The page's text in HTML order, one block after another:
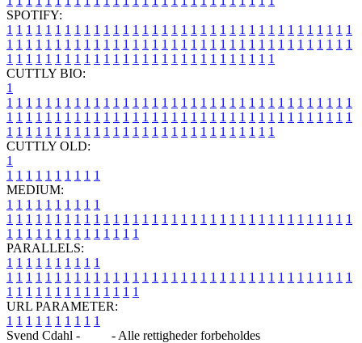
SPOTIFY:
1 1 1 1 1 1 1 1 1 1 1 1 1 1 1 1 1 1 1 1 1 1 1 1 1 1 1 1 1 1 1 1 1 1 1 1
1 1 1 1 1 1 1 1 1 1 1 1 1 1 1 1 1 1 1 1 1 1 1 1 1 1 1 1 1 1 1 1 1 1 1 1
1 1 1 1 1 1 1 1 1 1 1 1 1 1 1 1 1 1 1 1 1 1 1 1 1 1 1 1
CUTTLY BIO:
1
1 1 1 1 1 1 1 1 1 1 1 1 1 1 1 1 1 1 1 1 1 1 1 1 1 1 1 1 1 1 1 1 1 1 1 1
1 1 1 1 1 1 1 1 1 1 1 1 1 1 1 1 1 1 1 1 1 1 1 1 1 1 1 1 1 1 1 1 1 1 1 1
1 1 1 1 1 1 1 1 1 1 1 1 1 1 1 1 1 1 1 1 1 1 1 1 1 1 1 1
CUTTLY OLD:
1
1 1 1 1 1 1 1 1 1 1
MEDIUM:
1 1 1 1 1 1 1 1 1 1
1 1 1 1 1 1 1 1 1 1 1 1 1 1 1 1 1 1 1 1 1 1 1 1 1 1 1 1 1 1 1 1 1 1 1 1
1 1 1 1 1 1 1 1 1 1 1 1 1 1
PARALLELS:
1 1 1 1 1 1 1 1 1 1
1 1 1 1 1 1 1 1 1 1 1 1 1 1 1 1 1 1 1 1 1 1 1 1 1 1 1 1 1 1 1 1 1 1 1 1
1 1 1 1 1 1 1 1 1 1 1 1 1 1
URL PARAMETER:
1 1 1 1 1 1 1 1 1 1
Svend Cdahl -
- Alle rettigheder forbeholdes